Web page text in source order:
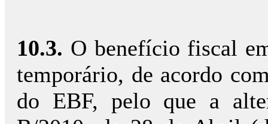
10.3. O benefício fiscal
temporário, de acordo
do EBF, pelo que a